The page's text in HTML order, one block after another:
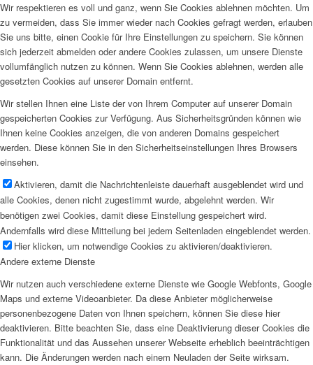
Wir respektieren es voll und ganz, wenn Sie Cookies ablehnen möchten. Um
zu vermeiden, dass Sie immer wieder nach Cookies gefragt werden, erlauben
Sie uns bitte, einen Cookie für Ihre Einstellungen zu speichern. Sie können
sich jederzeit abmelden oder andere Cookies zulassen, um unsere Dienste
vollumfänglich nutzen zu können. Wenn Sie Cookies ablehnen, werden alle
gesetzten Cookies auf unserer Domain entfernt.
Wir stellen Ihnen eine Liste der von Ihrem Computer auf unserer Domain
gespeicherten Cookies zur Verfügung. Aus Sicherheitsgründen können wie
Ihnen keine Cookies anzeigen, die von anderen Domains gespeichert
werden. Diese können Sie in den Sicherheitseinstellungen Ihres Browsers
einsehen.
Aktivieren, damit die Nachrichtenleiste dauerhaft ausgeblendet wird und
alle Cookies, denen nicht zugestimmt wurde, abgelehnt werden. Wir
benötigen zwei Cookies, damit diese Einstellung gespeichert wird.
Andernfalls wird diese Mitteilung bei jedem Seitenladen eingeblendet werden.
Hier klicken, um notwendige Cookies zu aktivieren/deaktivieren.
Andere externe Dienste
Wir nutzen auch verschiedene externe Dienste wie Google Webfonts, Google
Maps und externe Videoanbieter. Da diese Anbieter möglicherweise
personenbezogene Daten von Ihnen speichern, können Sie diese hier
deaktivieren. Bitte beachten Sie, dass eine Deaktivierung dieser Cookies die
Funktionalität und das Aussehen unserer Webseite erheblich beeinträchtigen
kann. Die Änderungen werden nach einem Neuladen der Seite wirksam.